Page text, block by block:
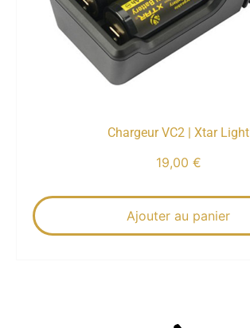
Chargeur VC2 | Xtar Light
19,00 €
Ajouter au panier